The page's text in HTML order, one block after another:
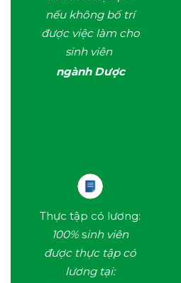
nếu không bố trí
được việc làm cho
sinh viên
ngành Dược
Thực tập có lương:
100% sinh viên
được thực tập có
lương tại: